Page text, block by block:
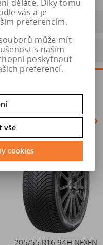
205/55 R16 94H NEXEN
12x4 (4.00-4) kovový
děláte. Díky tomu
vás a je
preferencím.
může mít
s naším
poskytnout
preferencí.
vše
cookies